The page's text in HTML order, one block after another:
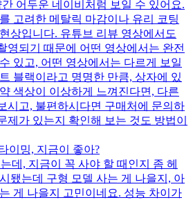
어두운 네이비처럼 보일 수 있어요.
고려한 메탈릭 마감이나 유리 코팅
상입니다. 유튜브 리뷰 영상에서도
영되기 때문에 어떤 영상에서는 완전
있고, 어떤 영상에서는 다르게 보일
블랙이라고 명명한 만큼, 상자에 있
색상이 이상하게 느껴진다면, 다른
시고, 불편하시다면 구매처에 문의하
제가 있는지 확인해 보는 것도 방법이
이밍, 지금이 좋아?
데, 지금이 꼭 사야 할 때인지 좀 헤
됐는데 구형 모델 사는 게 나을지, 아
게 나을지 고민이네요. 성능 차이가